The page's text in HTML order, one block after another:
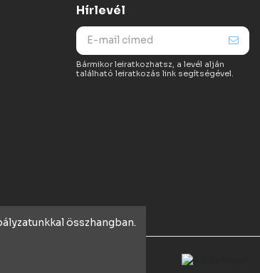
Hírlevél
Bármikor leiratkozhatsz, a levél alján
található leiratkozás link segítségével.
összhangban.